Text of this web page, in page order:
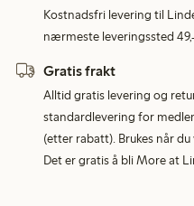
Kostnadsfri levering til
nærmeste leveringssted
Gratis frakt
Alltid gratis levering og
standardlevering for
(etter rabatt). Brukes når
Det er gratis å bli More at